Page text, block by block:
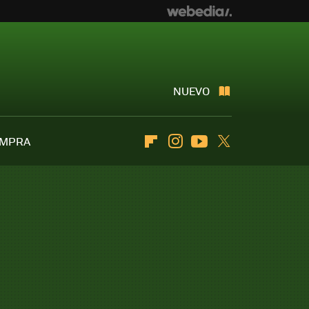
NUEVO
FlipboardInstagramYoutube